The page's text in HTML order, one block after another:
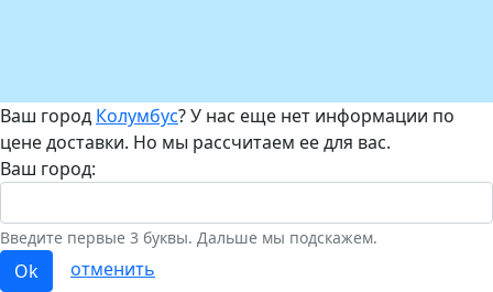
Ваш город Колумбус? У нас еще нет информации по
цене доставки. Но мы рассчитаем ее для вас.
Ваш город:
Введите первые 3 буквы. Дальше мы подскажем.
Ok
отменить